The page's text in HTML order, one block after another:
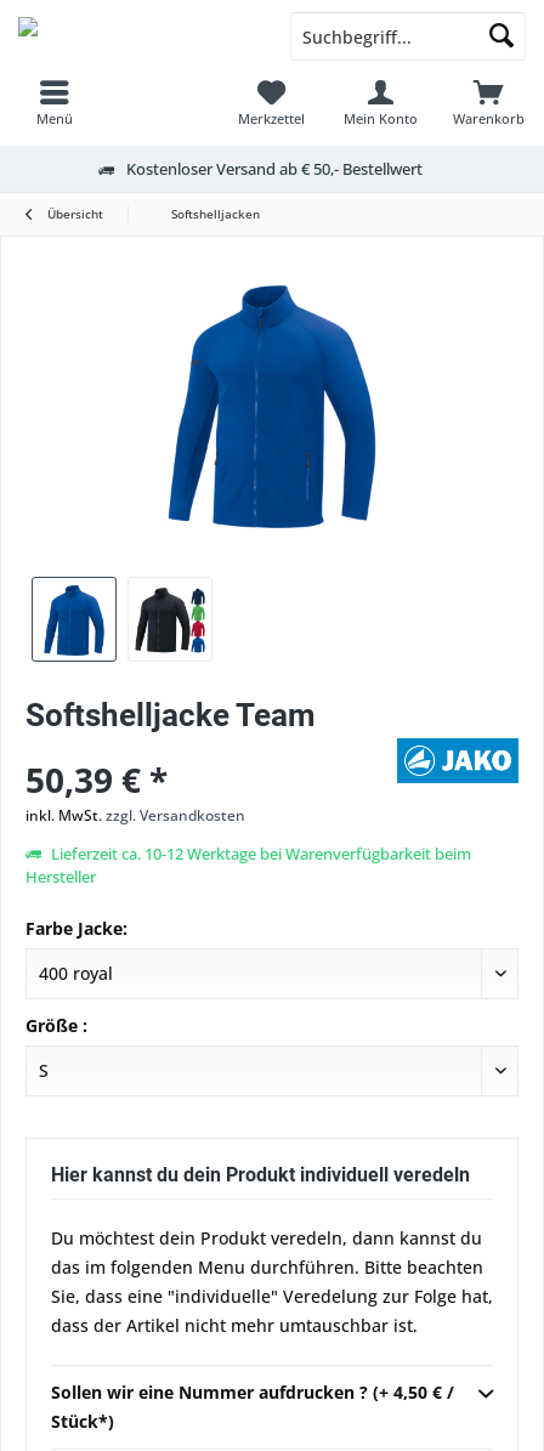
Menü Warenkorb
Merkzettel Mein Konto
Kostenloser Versand ab € 50,- Bestellwert
Übersicht Softshelljacken
Softshelljacke Team
50,39 € *
inkl. MwSt.zzgl. Versandkosten
Lieferzeit ca. 10-12 Werktage bei Warenverfügbarkeit beim
Hersteller
Farbe Jacke:
Größe :
Hier kannst du dein Produkt individuell veredeln
Du möchtest dein Produkt veredeln, dann kannst du
das im folgenden Menu durchführen. Bitte beachten
Sie, dass eine "individuelle" Veredelung zur Folge hat,
dass der Artikel nicht mehr umtauschbar ist.
Sollen wir eine Nummer aufdrucken ? (+ 4,50 € /
Stück*)